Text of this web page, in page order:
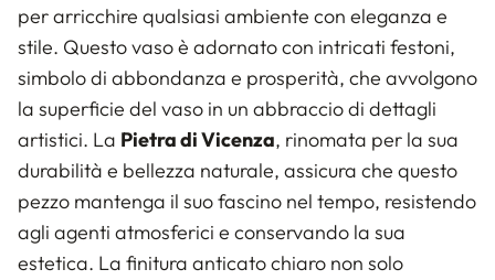
per arricchire qualsiasi ambiente con eleganza e
stile. Questo vaso è adornato con intricati festoni,
simbolo di abbondanza e prosperità, che avvolgono
la superficie del vaso in un abbraccio di dettagli
artistici. La Pietra di Vicenza, rinomata per la sua
durabilità e bellezza naturale, assicura che questo
pezzo mantenga il suo fascino nel tempo, resistendo
agli agenti atmosferici e conservando la sua
estetica. La finitura anticato chiaro non solo